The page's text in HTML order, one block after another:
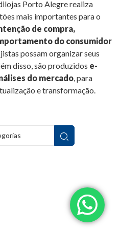
Porto Alegre realiza
mais importantes para o
de compra,
do consumidor
possam organizar seus
disso, são produzidos e-
do mercado, para
e transformação.